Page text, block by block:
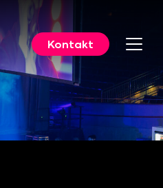
Kontakt